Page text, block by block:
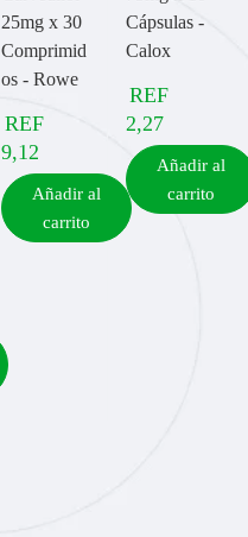
25mg x 30
Comprimid
os - Rowe
REF
9,12
Añadir al
carrito
Cápsulas -
Calox
REF
2,27
Añadir al
carrito